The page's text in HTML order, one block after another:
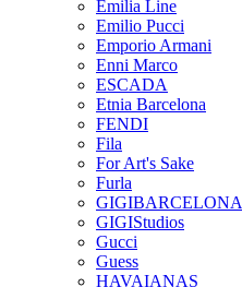
Emilia Line
Emilio Pucci
Emporio Armani
Enni Marco
ESCADA
Etnia Barcelona
FENDI
Fila
For Art's Sake
Furla
GIGIBARCELONA
GIGIStudios
Gucci
Guess
HAVAIANAS